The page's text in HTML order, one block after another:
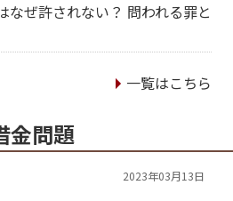
なぜ許されない？ 問われる罪と
一覧はこちら
金問題
2023年03月13日